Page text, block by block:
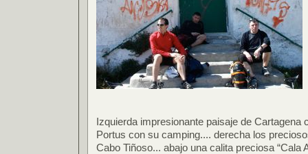
Izquierda impresionante paisaje de Cartagena
Portus con su camping.... derecha los
Cabo Tiñoso... abajo una calita preciosa “Cala